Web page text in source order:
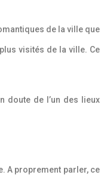
de la ville que
visités de la ville. Ce
doute de l’un des lieux
A proprement parler, ce